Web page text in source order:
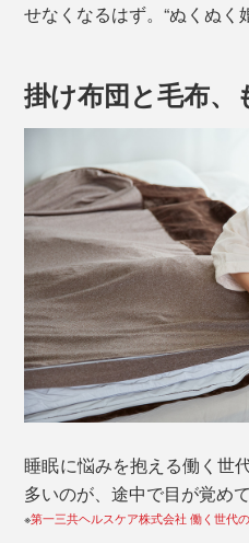
せなくなるはず。“ぬくぬく
掛け布団と毛布、
睡眠に悩みを抱える働く世
多いのが、途中で目が覚め
※第一三共ヘルスケア株式会社 働く世代